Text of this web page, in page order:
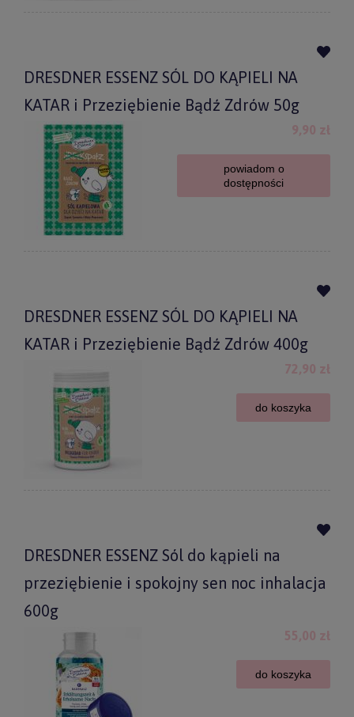
DRESDNER ESSENZ SÓL DO KĄPIELI NA
KATAR i Przeziębienie Bądź Zdrów 50g
9,90 zł
powiadom o
dostępności
DRESDNER ESSENZ SÓL DO KĄPIELI NA
KATAR i Przeziębienie Bądź Zdrów 400g
72,90 zł
do koszyka
DRESDNER ESSENZ Sól do kąpieli na
przeziębienie i spokojny sen noc inhalacja
600g
55,00 zł
do koszyka